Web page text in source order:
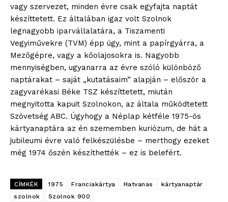
blogSZOLNOK
szubjektív élményportál
vagy szervezet, minden évre csak egyfajta naptát
készíttetett. Ez általában igaz volt Szolnok
legnagyobb iparvállalatára, a Tiszamenti
Vegyiművekre (TVM) épp úgy, mint a papírgyárra, a
Mezőgépre, vagy a kőolajosokra is. Nagyobb
mennyiségben, ugyanarra az évre szóló különböző
naptárakat – saját „kutatásaim” alapján – először a
zagyvarékasi Béke TSZ készíttetett, miután
megnyitotta kapuit Szolnokon, az általa működtetett
Szövetség ABC. Úgyhogy a Néplap kétféle 1975-ös
kártyanaptára az én szememben kuriózum, de hát a
jubileumi évre való felkészülésbe – merthogy ezeket
még 1974 őszén készíthették – ez is belefért.
CÍMKÉK 1975 Franciakártya Hatvanas
kártyanaptár
szolnok
Szolnok 900